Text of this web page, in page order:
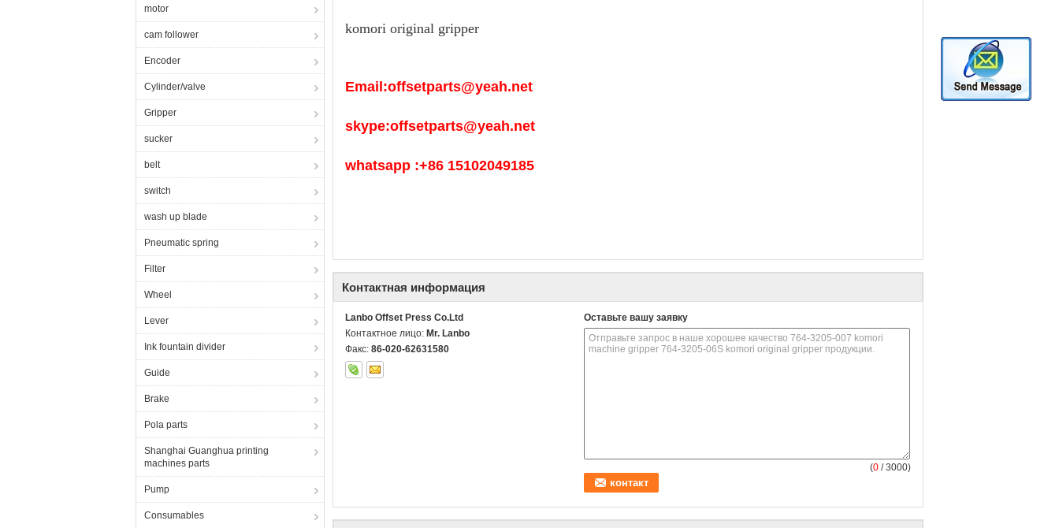
motor
cam follower
Encoder
Cylinder/valve
Gripper
sucker
belt
switch
wash up blade
Pneumatic spring
Filter
Wheel
Lever
Ink fountain divider
Guide
Brake
Pola parts
Shanghai Guanghua printing
machines parts
Pump
Consumables
komori original gripper
Email:offsetparts@yeah.net
skype:offsetparts@yeah.net
whatsapp :+86 15102049185
Контактная информация
Lanbo Offset Press Co.Ltd
Контактное лицо: Mr. Lanbo
Факс: 86-020-62631580
Оставьте вашу заявку
(0 / 3000)